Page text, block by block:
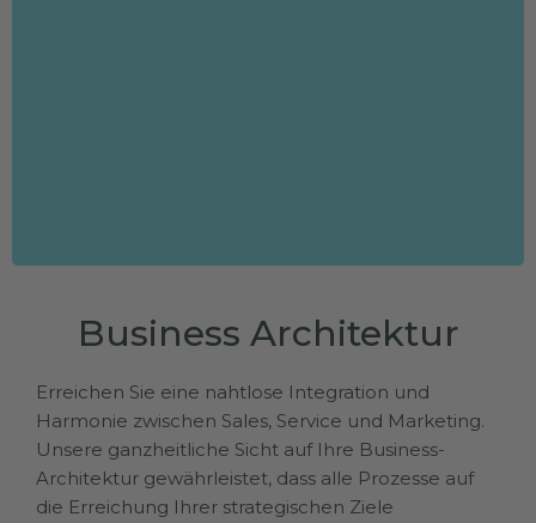
Business Architektur
Erreichen Sie eine nahtlose Integration und
Harmonie zwischen Sales, Service und Marketing.
Unsere ganzheitliche Sicht auf Ihre Business-
Architektur gewährleistet, dass alle Prozesse auf
die Erreichung Ihrer strategischen Ziele